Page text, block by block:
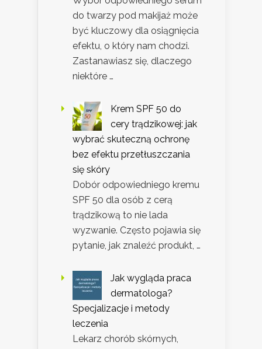
do twarzy pod makijaż może
być kluczowy dla osiągnięcia
efektu, o który nam chodzi.
Zastanawiasz się, dlaczego
niektóre …
Krem SPF 50 do
cery trądzikowej: jak
wybrać skuteczną ochronę
bez efektu przetłuszczania
się skóry
Dobór odpowiedniego kremu
SPF 50 dla osób z cerą
trądzikową to nie lada
wyzwanie. Często pojawia się
pytanie, jak znaleźć produkt, …
Jak wygląda praca
dermatologa?
Specjalizacje i metody
leczenia
Lekarz chorób skórnych,